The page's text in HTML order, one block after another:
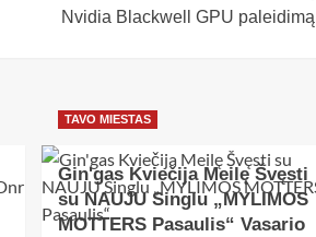
Nvidia Blackwell GPU paleidimą
TAVO MIESTAS
Gin'gas Kviečija Meilę Švęsti
su NAUJU Singlu „MYLIMOS
MOTTERS Pasaulis“ Vasario